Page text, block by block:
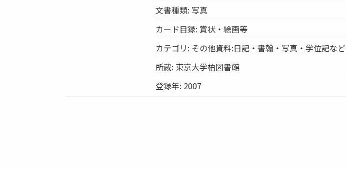
文書種類: 写真
カード目録: 賞状・絵画等
カテゴリ: その他資料:日記・書翰・写真・学位記など
所蔵: 東京大学柏図書館
登録年: 2007